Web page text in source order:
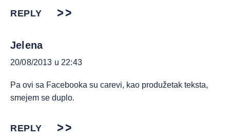
REPLY
Jelena
20/08/2013 u 22:43
Pa ovi sa Facebooka su carevi, kao produžetak teksta,
smejem se duplo.
REPLY